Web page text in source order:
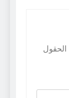
الحقول